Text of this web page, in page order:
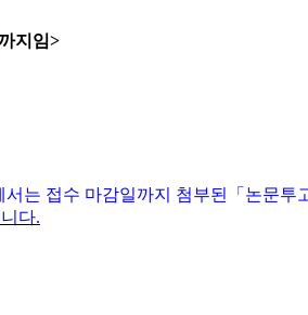
지임>
는 접수 마감일까지 첨부된 「 논문투
다.